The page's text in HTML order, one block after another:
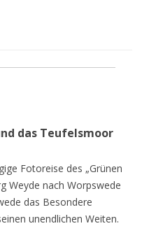
das Teufelsmoor
Fotoreise des „Grünen
Weyde nach Worpswede
das Besondere
unendlichen Weiten.